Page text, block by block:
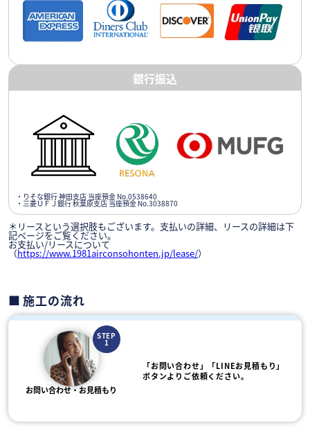
銀行振込
・りそな銀行 神田支店 当座預金 No.0538640
・三菱ＵＦＪ銀行 秋葉原支店 当座預金 No.3038870
＊リースという選択肢もございます。支払いの詳細、リースの詳細は下
記ページをご覧ください。
お支払い/リースについて
（https://www.1981airconsohonten.jp/lease/）
施工の流れ
STEP
1
お問い合わせ・お見積もり
「お問い合わせ」「LINEお見積もり」
ボタンよりご依頼ください。